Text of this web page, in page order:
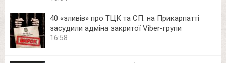
40 «зливів» про ТЦК та СП: на Прикарпатті
засудили адміна закритої Viber-групи
16:58